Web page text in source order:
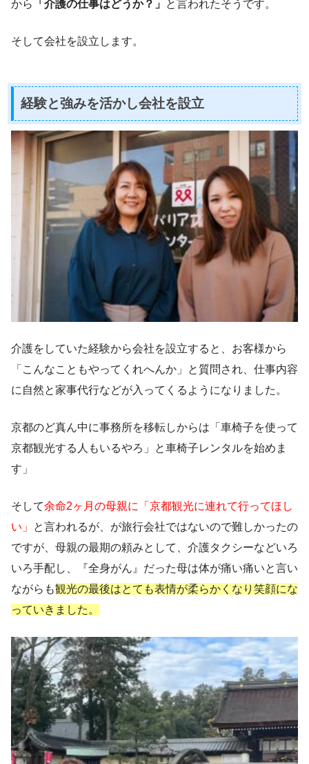
から 「介護の仕事はどうか？」 と言われたそうです。
そして会社を設立します。
経験と強みを活かし会社を設立
介護をしていた経験から会社を設立すると、お客様から
「こんなこともやってくれへんか」と質問され、仕事内容
に自然と家事代行などが入ってくるようになりました。
京都のど真ん中に事務所を移転しからは「車椅子を使って
京都観光する人もいるやろ」と車椅子レンタルを始めま
す」
そして余命2ヶ月の母親に「京都観光に連れて行ってほし
い」
と言われるが、が旅行会社ではないので難しかったの
ですが、母親の最期の頼みとして、介護タクシーなどいろ
いろ手配し、『全身がん』だった母は体が痛い痛いと言い
ながらも観光の最後はとても表情が柔らかくなり笑顔にな
っていきました。